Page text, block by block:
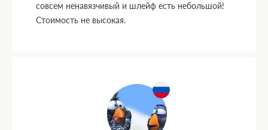
совсем ненавязчивый и шлейф есть небольшой!
Стоимость не высокая.